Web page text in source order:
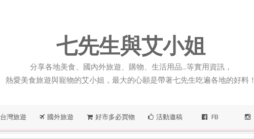
七先生與艾小姐
分享各地美食、國內外旅遊、購物、生活用品...等實用資訊，
熱愛美食旅遊與寵物的艾小姐，最大的心願是帶著七先生吃遍各地的好料！
台灣旅遊 國外旅遊 好市多必買物 活動邀稿 FB